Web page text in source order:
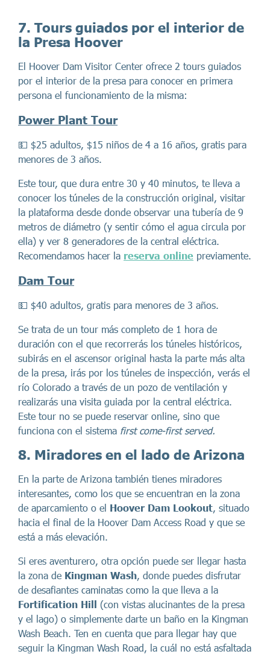
7. Tours guiados por el interior de
la Presa Hoover
El Hoover Dam Visitor Center ofrece 2 tours guiados
por el interior de la presa para conocer en primera
persona el funcionamiento de la misma:
Power Plant Tour
💵 $25 adultos, $15 niños de 4 a 16 años, gratis para
menores de 3 años.
Este tour, que dura entre 30 y 40 minutos, te lleva a
conocer los túneles de la construcción original, visitar
la plataforma desde donde observar una tubería de 9
metros de diámetro (y sentir cómo el agua circula por
ella) y ver 8 generadores de la central eléctrica.
Recomendamos hacer la reserva online previamente.
Dam Tour
💵 $40 adultos, gratis para menores de 3 años.
Se trata de un tour más completo de 1 hora de
duración con el que recorrerás los túneles históricos,
subirás en el ascensor original hasta la parte más alta
de la presa, irás por los túneles de inspección, verás el
río Colorado a través de un pozo de ventilación y
realizarás una visita guiada por la central eléctrica.
Este tour no se puede reservar online, sino que
funciona con el sistema first come-first served.
8. Miradores en el lado de Arizona
En la parte de Arizona también tienes miradores
interesantes, como los que se encuentran en la zona
de aparcamiento o el Hoover Dam Lookout , situado
hacia el final de la Hoover Dam Access Road y que se
está a más elevación.
Si eres aventurero, otra opción puede ser llegar hasta
la zona de Kingman Wash , donde puedes disfrutar
de desafiantes caminatas como la que lleva a la
Fortification Hill (con vistas alucinantes de la presa
y el lago) o simplemente darte un baño en la Kingman
Wash Beach. Ten en cuenta que para llegar hay que
seguir la Kingman Wash Road, la cuál no está asfaltada